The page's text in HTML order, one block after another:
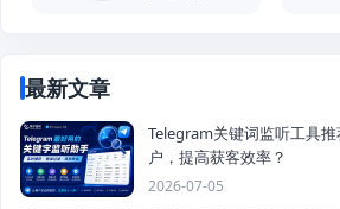
最新文章
Telegram关键词监听工具
户，提高获客效率？
2026-07-05